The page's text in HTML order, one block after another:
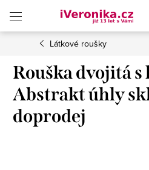
obsah
Látkové roušky
Rouška dvojitá s
Abstrakt úhly
doprodej